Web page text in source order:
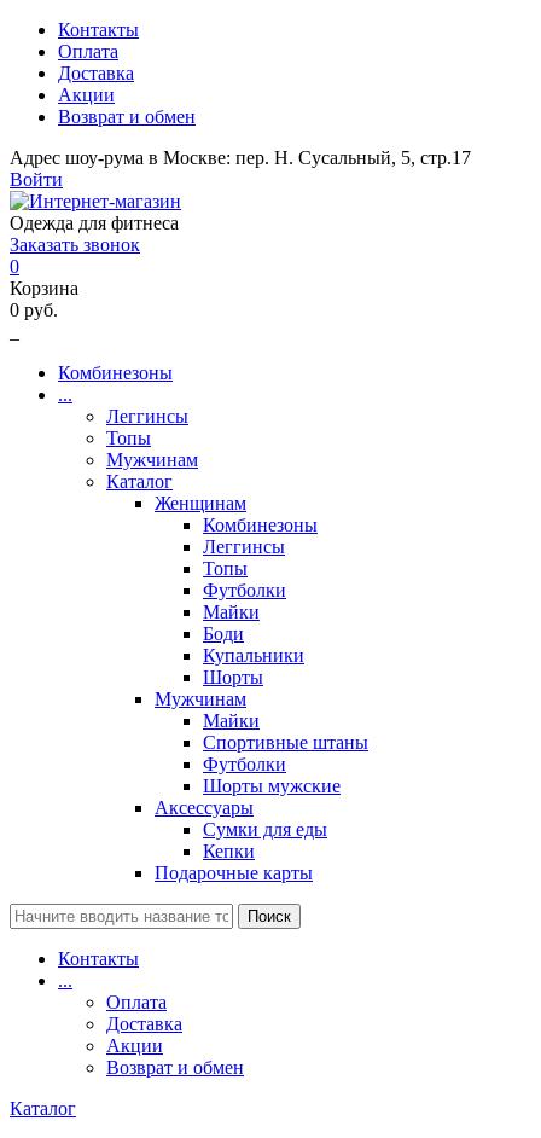
Контакты
Оплата
Доставка
Акции
Возврат и обмен
Адрес шоу-рума в Москве: пер. Н. Сусальный, 5, стр.17
Войти
Одежда для фитнеса
Заказать звонок
0
Корзина
0 руб.
Комбинезоны
...
Леггинсы
Топы
Мужчинам
Каталог
Женщинам
Комбинезоны
Леггинсы
Топы
Футболки
Майки
Боди
Купальники
Шорты
Мужчинам
Майки
Спортивные штаны
Футболки
Шорты мужские
Аксессуары
Сумки для еды
Кепки
Подарочные карты
Поиск
Контакты
...
Оплата
Доставка
Акции
Возврат и обмен
Каталог